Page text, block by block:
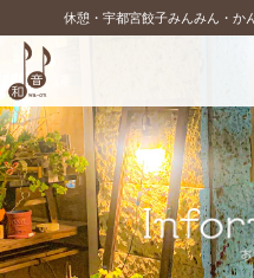
休憩・宇都宮餃子みんみん・か